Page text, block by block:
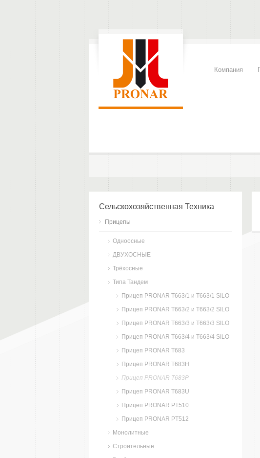
Компания
Сельскохозяйственная Техника
Прицепы
Одноосные
ДВУХОСНЫЕ
Трёхосные
Типа Тандем
Прицеп PRONAR T663/1 и T663/1 SILO
Прицеп PRONAR T663/2 и T663/2 SILO
Прицеп PRONAR T663/3 и T663/3 SILO
Прицеп PRONAR T663/4 и T663/4 SILO
Прицеп PRONAR T683
Прицеп PRONAR T683H
Прицеп PRONAR T683P
Прицеп PRONAR T683U
Прицеп PRONAR PT510
Прицеп PRONAR PT512
Монолитные
Строительные